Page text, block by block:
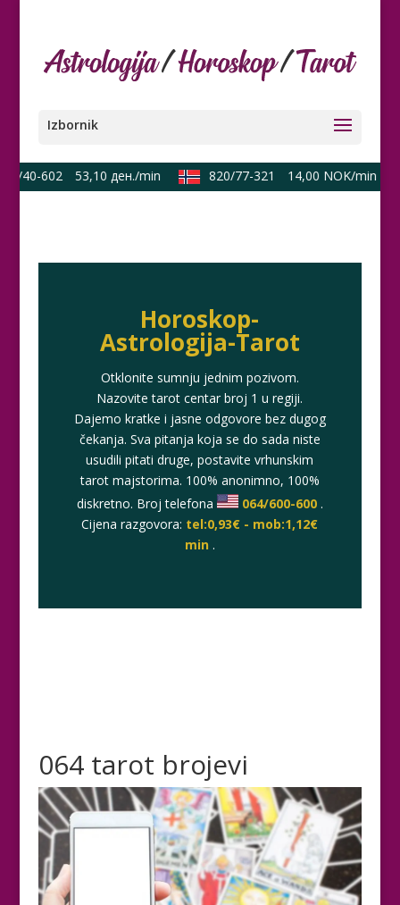
40-602 53,10 ден./min 820/77-321 14,00 NOK/min
Horoskop-
Astrologija-Tarot
Otklonite sumnju jednim pozivom.
Nazovite tarot centar broj 1 u regiji.
Dajemo kratke i jasne odgovore bez dugog
čekanja. Sva pitanja koja se do sada niste
usudili pitati druge, postavite vrhunskim
tarot majstorima. 100% anonimno, 100%
diskretno. Broj telefona
064/600-600 .
Cijena razgovora: tel:0,93€ - mob:1,12€
min .
064 tarot brojevi